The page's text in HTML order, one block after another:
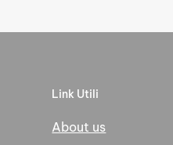
Link Utili
About us